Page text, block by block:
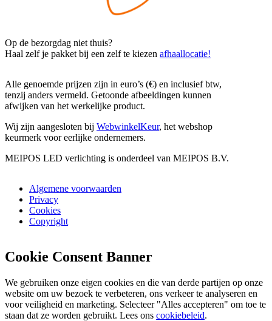
Op de bezorgdag niet thuis?
Haal zelf je pakket bij een zelf te kiezen afhaallocatie!
Alle genoemde prijzen zijn in euro’s (€) en inclusief btw,
tenzij anders vermeld. Getoonde afbeeldingen kunnen
afwijken van het werkelijke product.
Wij zijn aangesloten bij WebwinkelKeur, het webshop
keurmerk voor eerlijke ondernemers.
MEIPOS LED verlichting is onderdeel van MEIPOS B.V.
Algemene voorwaarden
Privacy
Cookies
Copyright
Cookie Consent Banner
We gebruiken onze eigen cookies en die van derde partijen op onze
website om uw bezoek te verbeteren, ons verkeer te analyseren en
voor veiligheid en marketing. Selecteer "Alles accepteren" om toe te
staan dat ze worden gebruikt. Lees ons cookiebeleid.